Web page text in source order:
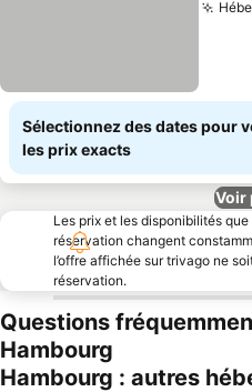
Sélectionnez des dates pour
les prix exacts
Voir
Les prix et les disponibilités
réservation changent
l’offre affichée sur trivago ne
réservation.
Questions
Hambourg
Hambourg : autres